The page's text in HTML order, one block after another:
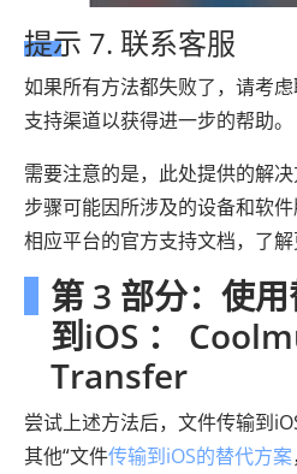
提示 7. 联系客服
如果所有方法都失败了，请考
支持渠道以获得进一步的帮助。
需要注意的是，此处提供的解
步骤可能因所涉及的设备和软
相应平台的官方支持文档，了解
第 3 部分：使
到iOS ：
Transfer
尝试上述方法后，文件传输到
其他“文件传输到iOS的替代方案